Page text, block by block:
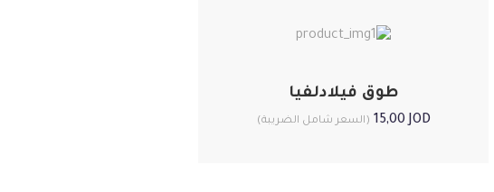
طوق فيلادلفيا
15,00JOD (السعر شامل الضريبة)